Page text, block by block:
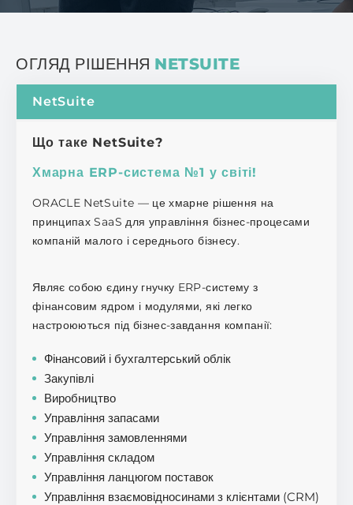
ОГЛЯД РІШЕННЯ NETSUITE
NetSuite
Що таке NetSuite?
Хмарна ERP-система №1 у світі!
ORACLE NetSuite — це хмарне рішення на
принципах SaaS для управління бізнес-процесами
компаній малого і середнього бізнесу.
Являє собою єдину гнучку ERP-систему з
фінансовим ядром і модулями, які легко
настроюються під бізнес-завдання компанії:
Фінансовий і бухгалтерський облік
Закупівлі
Виробництво
Управління запасами
Управління замовленнями
Управління складом
Управління ланцюгом поставок
Управління взаємовідносинами з клієнтами (CRM)